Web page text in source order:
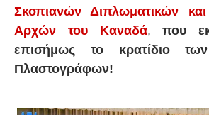
Σκοπιανών Διπλωματικών
Αρχών του Καναδά,που
επισήμως το κρατίδιο
Πλαστογράφων!